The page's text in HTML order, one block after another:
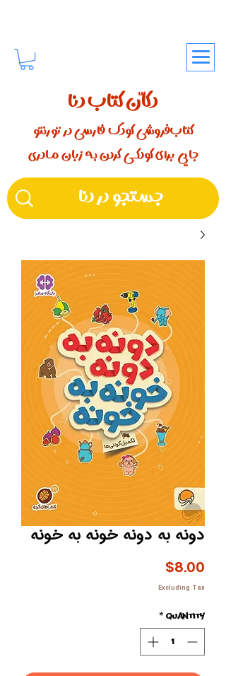
دکّان کتاب دنا
کتاب‌فروشی کودک فارسی در تورنتو
جایی برای کودکـــی کردن بـه زبان مـادری
دونه به دونه خونه به خونه
$8.00
Excluding Tax
Quantity
*